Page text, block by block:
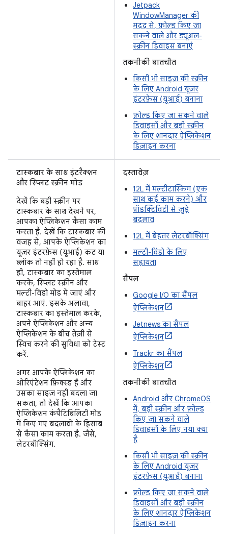
Jetpack
WindowManager की
मदद से, फ़ोल्ड किए जा
सकने वाले और ड्यूअल-
स्क्रीन डिवाइस बनाएं
तकनीकी बातचीत
किसी भी साइज़ की स्क्रीन
के लिए Android यूज़र
इंटरफ़ेस (यूआई) बनाना
फ़ोल्ड किए जा सकने वाले
डिवाइसों और बड़ी स्क्रीन
के लिए शानदार ऐप्लिकेशन
डिज़ाइन करना
टास्कबार के साथ इंटरैक्शन
और स्प्लिट स्क्रीन मोड
देखें कि बड़ी स्क्रीन पर
टास्कबार के साथ देखने पर,
आपका ऐप्लिकेशन कैसा काम
करता है. देखें कि टास्कबार की
वजह से, आपके ऐप्लिकेशन का
यूज़र इंटरफ़ेस (यूआई) कट या
ब्लॉक तो नहीं हो रहा है. साथ
ही, टास्कबार का इस्तेमाल
करके, स्प्लिट स्क्रीन और
मल्टी-विंडो मोड में जाएं और
बाहर आएं. इसके अलावा,
टास्कबार का इस्तेमाल करके,
अपने ऐप्लिकेशन और अन्य
ऐप्लिकेशन के बीच तेज़ी से
स्विच करने की सुविधा को टेस्ट
करें.
अगर आपके ऐप्लिकेशन का
ओरिएंटेशन फ़िक्स्ड है और
उसका साइज़ नहीं बदला जा
सकता, तो देखें कि आपका
ऐप्लिकेशन कंपैटिबिलिटी मोड
में किए गए बदलावों के हिसाब
से कैसा काम करता है. जैसे,
लेटरबॉक्सिंग.
दस्तावेज़
12L में मल्टीटास्किंग (एक
साथ कई काम करने) और
प्रॉडक्टिविटी से जुड़े
बदलाव
12L में बेहतर लेटरबॉक्सिंग
मल्टी-विंडो के लिए
सहायता
सैंपल
Google I/O का सैंपल
ऐप्लिकेशन
Jetnews का सैंपल
ऐप्लिकेशन
Trackr का सैंपल
ऐप्लिकेशन
तकनीकी बातचीत
Android और ChromeOS
में, बड़ी स्क्रीन और फ़ोल्ड
किए जा सकने वाले
डिवाइसों के लिए नया क्या
है
किसी भी साइज़ की स्क्रीन
के लिए Android यूज़र
इंटरफ़ेस (यूआई) बनाना
फ़ोल्ड किए जा सकने वाले
डिवाइसों और बड़ी स्क्रीन
के लिए शानदार ऐप्लिकेशन
डिज़ाइन करना